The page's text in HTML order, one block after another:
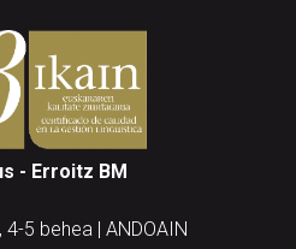
- Erroitz BM
5 behea | ANDOAIN